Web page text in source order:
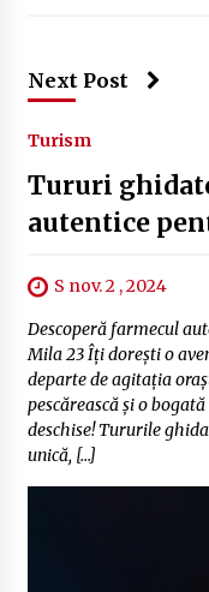
Next Post
Turism
Tururi
autentice
S nov. 2 , 2024
Descoperă farmecul
Mila 23 Îți dorești o
departe de agitația
pescărească și o
deschise! Tururile
unică, […]